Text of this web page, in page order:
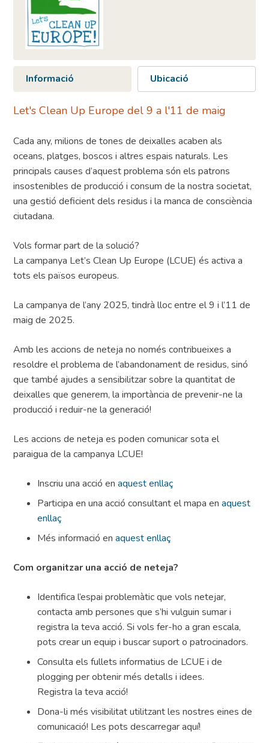
Informació Ubicació
Let's Clean Up Europe del 9 a l'11 de maig
Cada any, milions de tones de deixalles acaben als
oceans, platges, boscos i altres espais naturals. Les
principals causes d’aquest problema són els patrons
insostenibles de producció i consum de la nostra societat,
una gestió deficient dels residus i la manca de consciència
ciutadana.
Vols formar part de la solució?
La campanya Let’s Clean Up Europe (LCUE) és activa a
tots els països europeus.
La campanya de l’any 2025, tindrà lloc entre el 9 i l’11 de
maig de 2025.
Amb les accions de neteja no només contribueixes a
resoldre el problema de l’abandonament de residus, sinó
que també ajudes a sensibilitzar sobre la quantitat de
deixalles que generem, la importància de prevenir-ne la
producció i reduir-ne la generació!
Les accions de neteja es poden comunicar sota el
paraigua de la campanya LCUE!
Inscriu una acció enaquest enllaç
Participa en una acció consultant el mapa enaquest
enllaç
Més informació en aquest enllaç
Com organitzar una acció de neteja?
Identifica l’espai problemàtic que vols netejar,
contacta amb persones que s’hi vulguin sumar i
registra la teva acció. Si vols fer-ho a gran escala,
pots crear un equip i buscar suport o patrocinadors.
Consulta els fullets informatius de LCUE i de
plogging per obtenir més detalls i idees.
Registra la teva acció!
Dona-li més visibilitat utilitzant les nostres eines de
comunicació! Les pots descarregar aquí!